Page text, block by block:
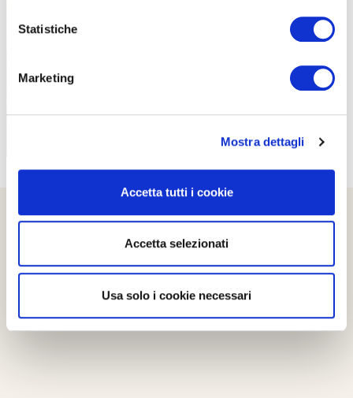
Statistiche
Marketing
Mostra dettagli
Accetta tutti i cookie
Accetta selezionati
Usa solo i cookie necessari